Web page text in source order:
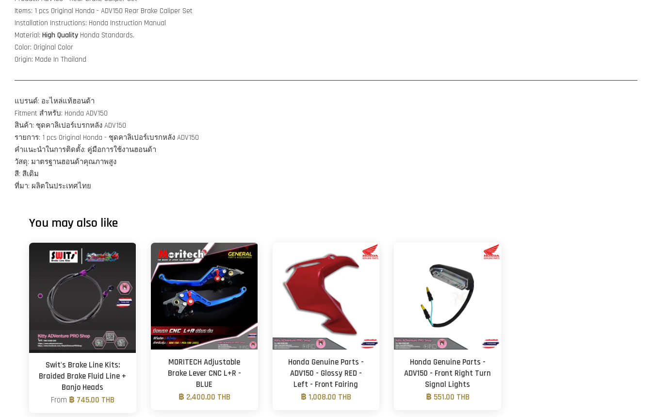
Items: 1 pcs Original Honda - ADV150 Rear Brake Caliper Set
Installation Instructions: Honda Instruction Manual
Material: High Quality Honda Standards.
Color: Original Color
Origin: Made In Thailand
แบรนด์: อะไหล่แท้ฮอนด้า
Fitment สำหรับ: Honda ADV150
สินค้า: ชุดคาลิเปอร์เบรกหลัง ADV150
รายการ: 1 pcs Original Honda - ชุดคาลิเปอร์เบรกหลัง ADV150
คำแนะนำในการติดตั้ง: คู่มือการใช้งานฮอนด้า
วัสดุ: มาตรฐานฮอนด้าคุณภาพสูง
สี: สีเดิม
ที่มา: ผลิตในประเทศไทย
You may also like
Swit's Brake Line Kits:
Braided Brake Fluid Line +
Banjo Heads
From ฿ 745.00 THB
MORITECH Adjustable
Brake Lever CNC L+R -
BLUE
฿ 2,400.00 THB
Honda Genuine Parts -
ADV150 - Glossy RED -
Left - Front Fairing
฿ 1,008.00 THB
Honda Genuine Parts -
ADV150 - Front Right Turn
Signal Lights
฿ 551.00 THB